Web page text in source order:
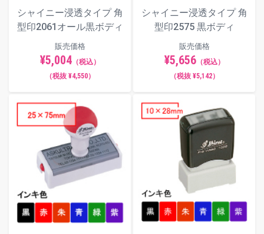
シャイニー浸透タイプ 角
型印2061オール黒ボディ
販売価格
¥5,004（税込）
（税抜 ¥4,550）
シャイニー浸透タイプ 角
型印2575 黒ボディ
販売価格
¥5,656（税込）
（税抜 ¥5,142）